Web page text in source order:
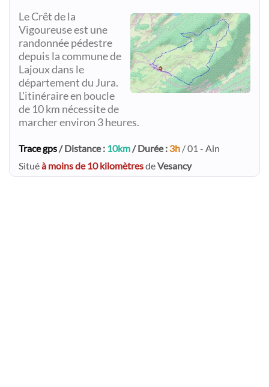
Le Crêt de la
Vigoureuse est une
randonnée pédestre
depuis la commune de
Lajoux dans le
département du Jura.
L'itinéraire en boucle
de 10 km nécessite de
marcher environ 3 heures.
Trace gps/ Distance : 10km/ Durée : 3h / 01 - Ain
Situéà moins de 10 kilomètresdeVesancy